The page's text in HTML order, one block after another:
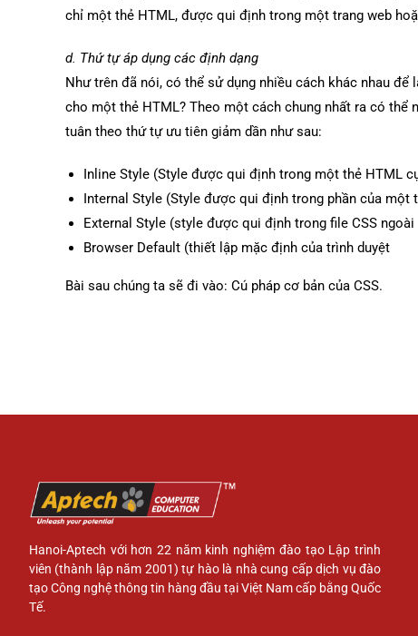
chỉ một thẻ HTML, được qui định trong một trang web
d. Thứ tự áp dụng các định dạng
Như trên đã nói, có thể sử dụng nhiều cách khác nhau để
cho một thẻ HTML? Theo một cách chung nhất ra có thể
tuân theo thứ tự ưu tiên giảm dần như sau:
Inline Style (Style được qui định trong một thẻ HTML
Internal Style (Style được qui định trong phần của một
External Style (style được qui định trong file CSS ngoài
Browser Default (thiết lập mặc định của trình duyệt
Bài sau chúng ta sẽ đi vào: Cú pháp cơ bản của CSS.
Hanoi-Aptech với hơn 22 năm kinh nghiệm đào tạo Lập trình
viên (thành lập năm 2001) tự hào là nhà cung cấp dịch vụ đào
tạo Công nghệ thông tin hàng đầu tại Việt Nam cấp bằng Quốc
Tế.